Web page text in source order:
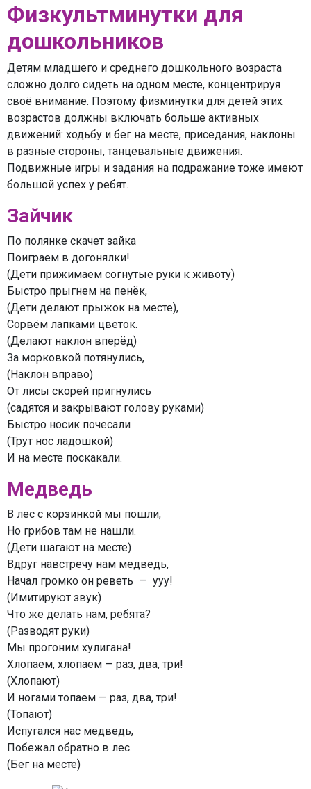
Физкультминутки для
дошкольников
Детям младшего и среднего дошкольного возраста
сложно долго сидеть на одном месте, концентрируя
своё внимание. Поэтому физминутки для детей этих
возрастов должны включать больше активных
движений: ходьбу и бег на месте, приседания, наклоны
в разные стороны, танцевальные движения.
Подвижные игры и задания на подражание тоже имеют
большой успех у ребят.
Зайчик
По полянке скачет зайка
Поиграем в догонялки!
(Дети прижимаем согнутые руки к животу)
Быстро прыгнем на пенёк,
(Дети делают прыжок на месте),
Сорвём лапками цветок.
(Делают наклон вперёд)
За морковкой потянулись,
(Наклон вправо)
От лисы скорей пригнулись
(садятся и закрывают голову руками)
Быстро носик почесали
(Трут нос ладошкой)
И на месте поскакали.
Медведь
В лес с корзинкой мы пошли,
Но грибов там не нашли.
(Дети шагают на месте)
Вдруг навстречу нам медведь,
Начал громко он реветь — ууу!
(Имитируют звук)
Что же делать нам, ребята?
(Разводят руки)
Мы прогоним хулигана!
Хлопаем, хлопаем — раз, два, три!
(Хлопают)
И ногами топаем — раз, два, три!
(Топают)
Испугался нас медведь,
Побежал обратно в лес.
(Бег на месте)